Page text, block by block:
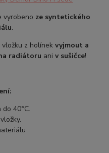
vyrobeno ze syntetického
.
vložku z holínekvyjmout a
radiátoru ani v sušičce!
40°C.